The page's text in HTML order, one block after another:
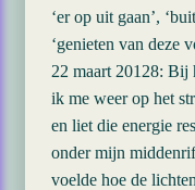
‘er op uit gaan’,
‘genieten van deze
22 maart 20128: Bij
ik me weer op het
en liet die energie
onder mijn
voelde hoe de